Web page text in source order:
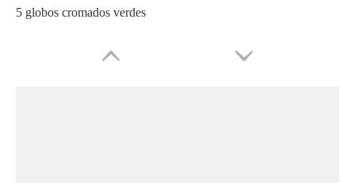
5 globos cromados verdes